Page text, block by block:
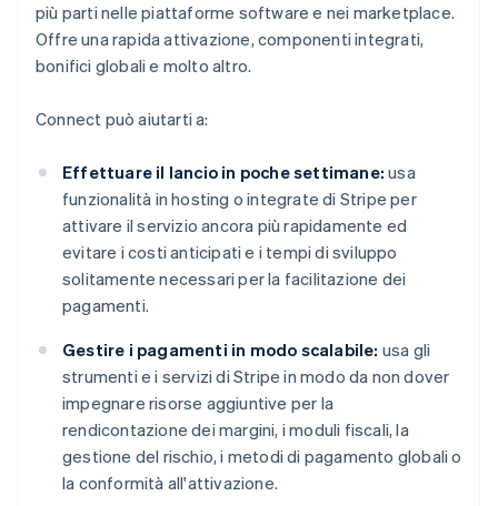
più parti nelle piattaforme software e nei marketplace.
Offre una rapida attivazione, componenti integrati,
bonifici globali e molto altro.
Connect può aiutarti a:
Effettuare il lancio in poche settimane: usa
funzionalità in hosting o integrate di Stripe per
attivare il servizio ancora più rapidamente ed
evitare i costi anticipati e i tempi di sviluppo
solitamente necessari per la facilitazione dei
pagamenti.
Gestire i pagamenti in modo scalabile: usa gli
strumenti e i servizi di Stripe in modo da non dover
impegnare risorse aggiuntive per la
rendicontazione dei margini, i moduli fiscali, la
gestione del rischio, i metodi di pagamento globali o
la conformità all'attivazione.